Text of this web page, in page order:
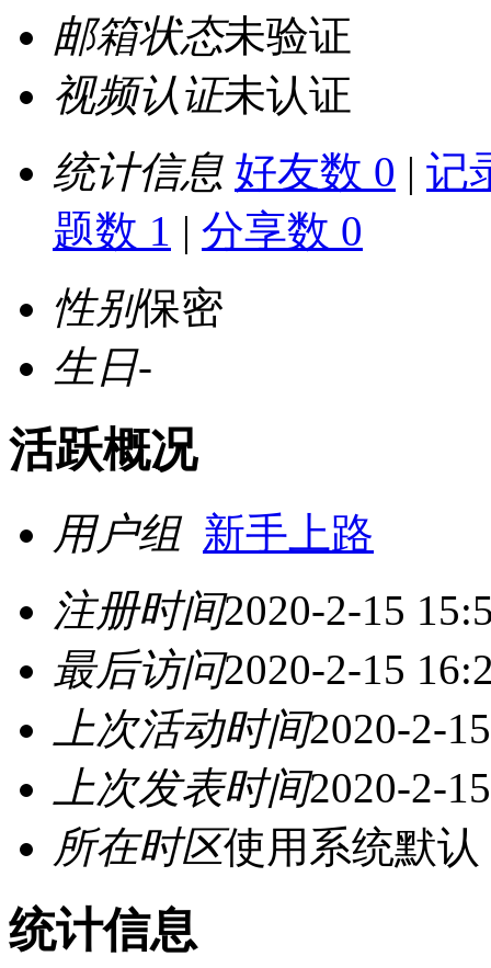
邮箱状态未验证
视频认证未认证
统计信息 好友数 0 | 记
题数 1 | 分享数 0
性别保密
生日-
活跃概况
用户组 新手上路
注册时间2020-2-15
最后访问2020-2-15
上次活动时间2020-2-
上次发表时间2020-2-
所在时区使用系统默认
统计信息